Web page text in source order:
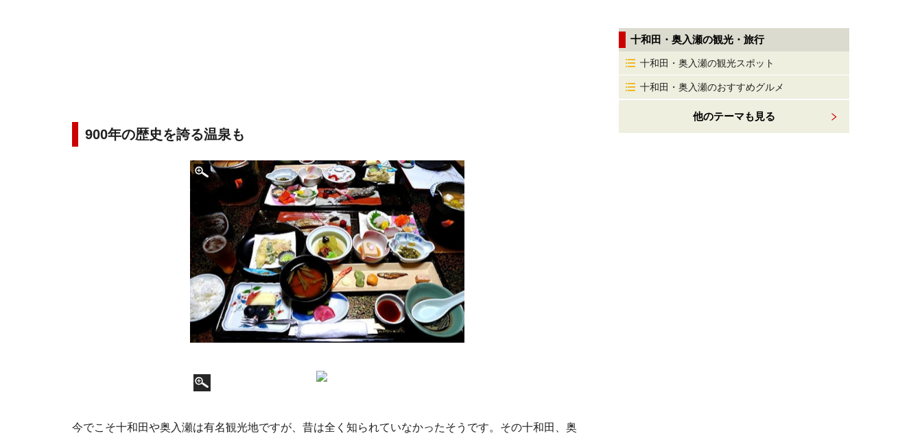
900年の歴史を誇る温泉も
今でこそ十和田や奥入瀬は有名観光地ですが、昔は全く知られていなかったそうです。その十和田、奥
十和田・奥入瀬の観光・旅行
十和田・奥入瀬の観光スポット
十和田・奥入瀬のおすすめグルメ
他のテーマも見る